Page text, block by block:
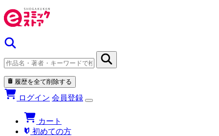
履歴を全て削除する
ログイン 会員登録
カート
初めての方